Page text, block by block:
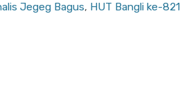
Jegeg Bagus, HUT Bangli ke-821